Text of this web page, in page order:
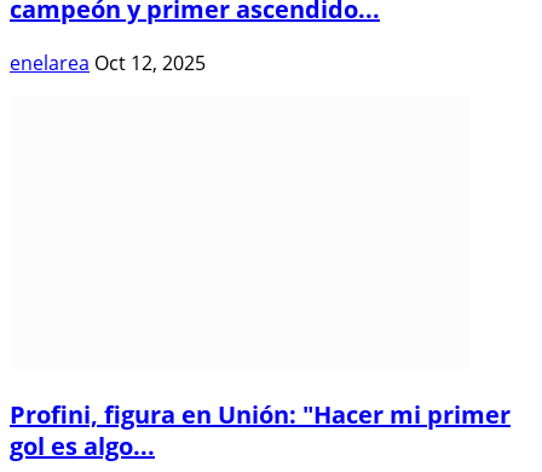
campeón y primer ascendido...
enelarea Oct 12, 2025
Profini, figura en Unión: "Hacer mi primer
gol es algo...